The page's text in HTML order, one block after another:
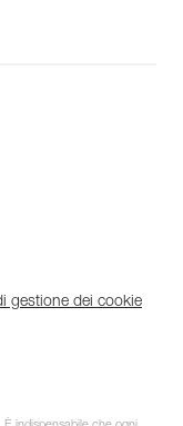
gestione dei cookie